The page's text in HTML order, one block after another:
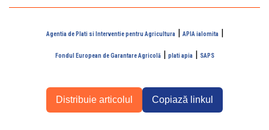
Agentia de Plati si Interventie pentru Agricultura| APIA ialomita|
Fondul European de Garantare Agricolă| plati apia| SAPS
Distribuie articolul Copiază linkul